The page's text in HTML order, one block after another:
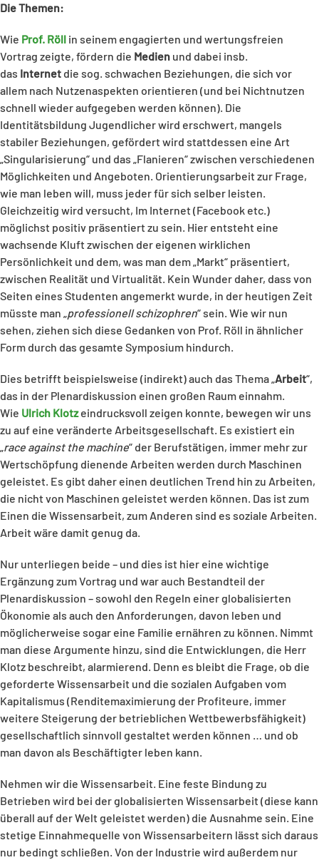
Die Themen:
Wie Prof. Röll in seinem engagierten und wertungsfreien
Vortrag zeigte, fördern die Medien und dabei insb.
das Internet die sog. schwachen Beziehungen, die sich vor
allem nach Nutzenaspekten orientieren (und bei Nichtnutzen
schnell wieder aufgegeben werden können). Die
Identitätsbildung Jugendlicher wird erschwert, mangels
stabiler Beziehungen, gefördert wird stattdessen eine Art
„Singularisierung“ und das „Flanieren“ zwischen verschiedenen
Möglichkeiten und Angeboten. Orientierungsarbeit zur Frage,
wie man leben will, muss jeder für sich selber leisten.
Gleichzeitig wird versucht, Im Internet (Facebook etc.)
möglichst positiv präsentiert zu sein. Hier entsteht eine
wachsende Kluft zwischen der eigenen wirklichen
Persönlichkeit und dem, was man dem „Markt“ präsentiert,
zwischen Realität und Virtualität. Kein Wunder daher, dass von
Seiten eines Studenten angemerkt wurde, in der heutigen Zeit
müsste man „professionell schizophren“ sein. Wie wir nun
sehen, ziehen sich diese Gedanken von Prof. Röll in ähnlicher
Form durch das gesamte Symposium hindurch.
Dies betrifft beispielsweise (indirekt) auch das Thema „Arbeit“,
das in der Plenardiskussion einen großen Raum einnahm.
Wie Ulrich Klotz eindrucksvoll zeigen konnte, bewegen wir uns
zu auf eine veränderte Arbeitsgesellschaft. Es existiert ein
„race against the machine“ der Berufstätigen, immer mehr zur
Wertschöpfung dienende Arbeiten werden durch Maschinen
geleistet. Es gibt daher einen deutlichen Trend hin zu Arbeiten,
die nicht von Maschinen geleistet werden können. Das ist zum
Einen die Wissensarbeit, zum Anderen sind es soziale Arbeiten.
Arbeit wäre damit genug da.
Nur unterliegen beide – und dies ist hier eine wichtige
Ergänzung zum Vortrag und war auch Bestandteil der
Plenardiskussion – sowohl den Regeln einer globalisierten
Ökonomie als auch den Anforderungen, davon leben und
möglicherweise sogar eine Familie ernähren zu können. Nimmt
man diese Argumente hinzu, sind die Entwicklungen, die Herr
Klotz beschreibt, alarmierend. Denn es bleibt die Frage, ob die
geforderte Wissensarbeit und die sozialen Aufgaben vom
Kapitalismus (Renditemaximierung der Profiteure, immer
weitere Steigerung der betrieblichen Wettbewerbsfähigkeit)
gesellschaftlich sinnvoll gestaltet werden können … und ob
man davon als Beschäftigter leben kann.
Nehmen wir die Wissensarbeit. Eine feste Bindung zu
Betrieben wird bei der globalisierten Wissensarbeit (diese kann
überall auf der Welt geleistet werden) die Ausnahme sein. Eine
stetige Einnahmequelle von Wissensarbeitern lässt sich daraus
nur bedingt schließen. Von der Industrie wird außerdem nur